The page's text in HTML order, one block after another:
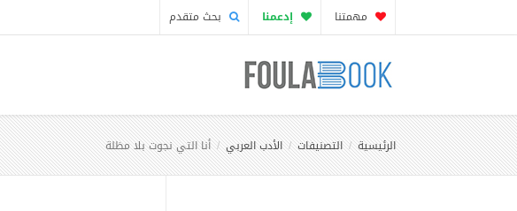
مهمتنا إدعمنا بحث متقدم
الرئيسية التصنيفات الأدب العربي أنا التي نجوت بلا مظلة